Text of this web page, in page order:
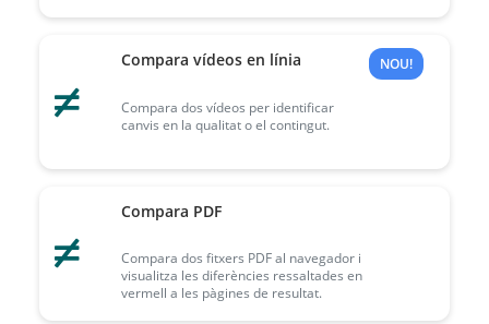
Compara vídeos en línia
Compara dos vídeos per identificar
canvis en la qualitat o el contingut.
NOU!
Compara PDF
Compara dos fitxers PDF al navegador i
visualitza les diferències ressaltades en
vermell a les pàgines de resultat.